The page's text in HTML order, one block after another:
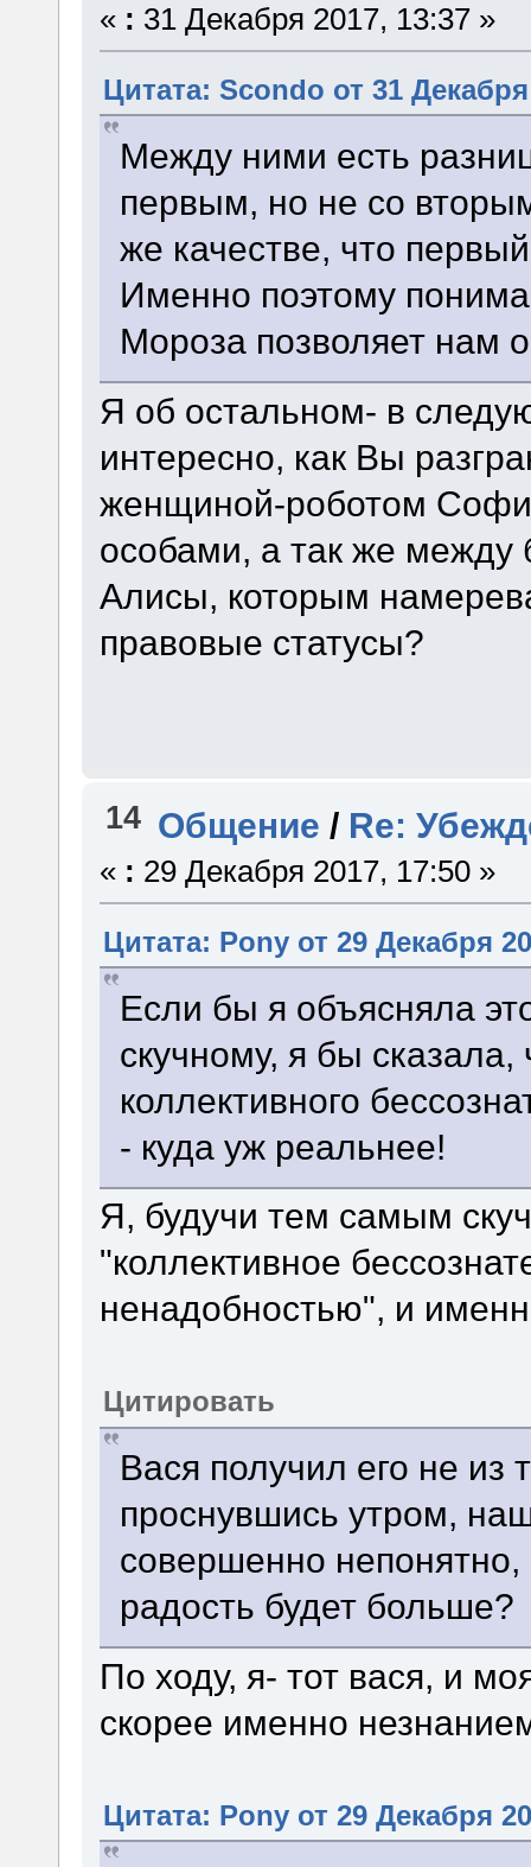
« : 31 Декабря 2017, 13:37 »
Цитата: Scondo от 31
Между ними есть
первым, но не со
же качестве, что
Именно поэтому
Мороза позволяет нам
Я об остальном- в
интересно, как Вы
женщиной-роботом
особами, а так же между
Алисы, которым
правовые статусы?
14 Общение / Re:
« : 29 Декабря 2017, 17:50 »
Цитата: Pony от 29 Декабря
Если бы я объясняла
скучному, я бы
коллективного
- куда уж реальнее!
Я, будучи тем самым
"коллективное
ненадобностью", и
Цитировать
Вася получил его не из
проснувшись утром,
совершенно непонятно,
радость будет больше?
По ходу, я- тот вася, и
скорее именно
Цитата: Pony от 29 Декабря